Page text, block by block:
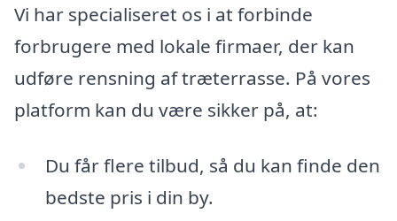
Vi har specialiseret os i at forbinde
forbrugere med lokale firmaer, der kan
udføre rensning af træterrasse. På vores
platform kan du være sikker på, at:
Du får flere tilbud, så du kan finde den
bedste pris i din by.